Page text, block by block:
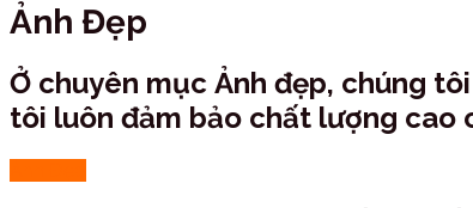
Ảnh Đẹp
Ở chuyên mục Ảnh đẹp, chúng
tôi luôn đảm bảo chất lượng cao